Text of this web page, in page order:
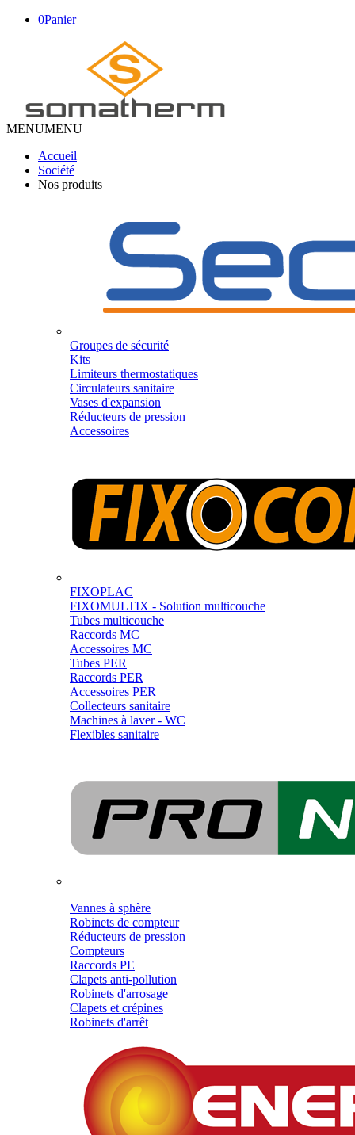
0Panier
MENUMENU
Accueil
Société
Nos produits
Groupes de sécurité
Kits
Limiteurs thermostatiques
Circulateurs sanitaire
Vases d'expansion
Réducteurs de pression
Accessoires
FIXOPLAC
FIXOMULTIX - Solution multicouche
Tubes multicouche
Raccords MC
Accessoires MC
Tubes PER
Raccords PER
Accessoires PER
Collecteurs sanitaire
Machines à laver - WC
Flexibles sanitaire
Vannes à sphère
Robinets de compteur
Réducteurs de pression
Compteurs
Raccords PE
Clapets anti-pollution
Robinets d'arrosage
Clapets et crépines
Robinets d'arrêt